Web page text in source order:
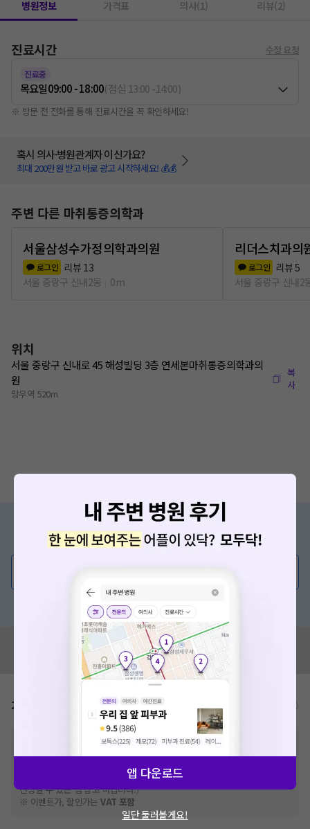
병원정보 가격표 의사(1) 리뷰(2)
진료시간 수정 요청
진료중
목요일09:00 - 18:00(점심 13:00-14:00)
※ 방문 전 전화를 통해 진료시간을 꼭 확인하세요!
혹시 의사·병원관계자 이신가요?
최대 200만원 받고 바로 광고 시작하세요! 💰💰
주변 다른 마취통증의학과
서울삼성수가정의학과의원
로그인 리뷰 13
서울 중랑구 신내2동
0m
리더스치과의
로그인 리뷰5
서울 중랑구 신내2
위치
서울 중랑구 신내로 45 해성빌딩 3층 연세본마취통증의학과의
원
망우역 520m
복
사
증상/치료, 궁금한 점이 있나요?
의사가 직접 답해드려요!
혹은, 의료상담 서비스에 다양한 게시글 보러가기
혹시 잘못된 병원정보가 있나요?
모두닥 팀에 알려주세요!
가격표 비급여/급여 진료란?
추가비용 등으로 실제 가격과 상이할 수 있으니, 정확
건강보험심사평가원
격입니다. (진료와 연관된 복합적인 비용이 추가되어, 병원마다 금액이 다르게
산정될 수 있는 점 참고 바랍니다.)
※ 이벤트가, 할인가는VAT 포함
앱 다운로드
일단 둘러볼게요!